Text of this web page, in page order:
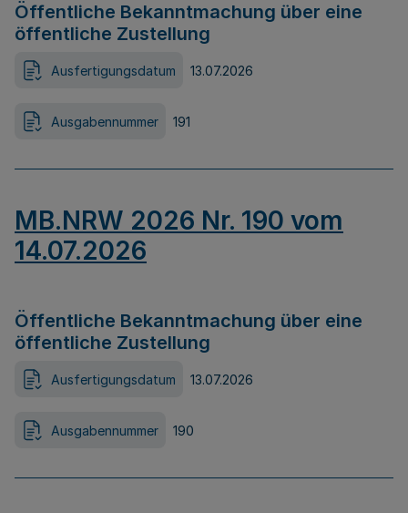
Öffentliche Bekanntmachung über eine
öffentliche Zustellung
Ausfertigungsdatum 13.07.2026
Ausgabennummer 191
MB.NRW 2026 Nr. 190 vom
14.07.2026
Öffentliche Bekanntmachung über eine
öffentliche Zustellung
Ausfertigungsdatum 13.07.2026
Ausgabennummer 190